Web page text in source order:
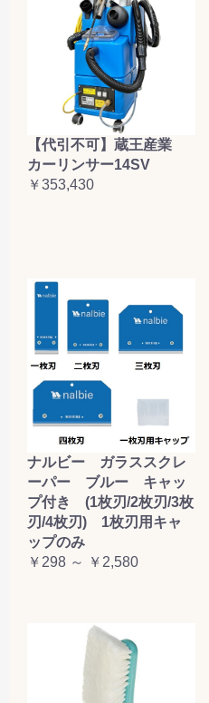
【代引不可】蔵王産業
カーリンサー14SV
￥353,430
ナルビー ガラススクレ
ーパー ブルー キャッ
プ付き (1枚刃/2枚刃/3枚
刃/4枚刃) 1枚刃用キャ
ップのみ
￥298 ～ ￥2,580